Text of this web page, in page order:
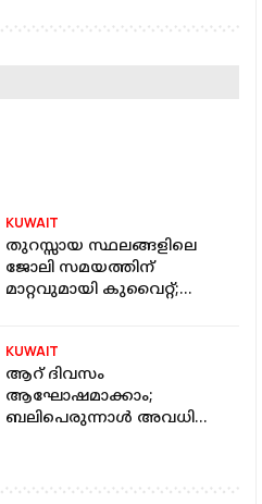
KUWAIT
തുറസ്സായ സ്ഥലങ്ങളിലെ
ജോലി സമയത്തിന്
മാറ്റവുമായി കുവൈറ്റ്;
KUWAIT
ആറ് ദിവസം
ആഘോഷമാക്കാം;
ബലിപെരുന്നാള്‍ അവധി